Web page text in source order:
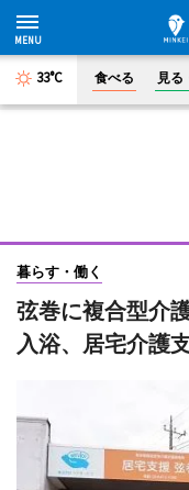
33°C 食べる 見る
暮らす・働く
弦巻に複合型介
入浴、居宅介護